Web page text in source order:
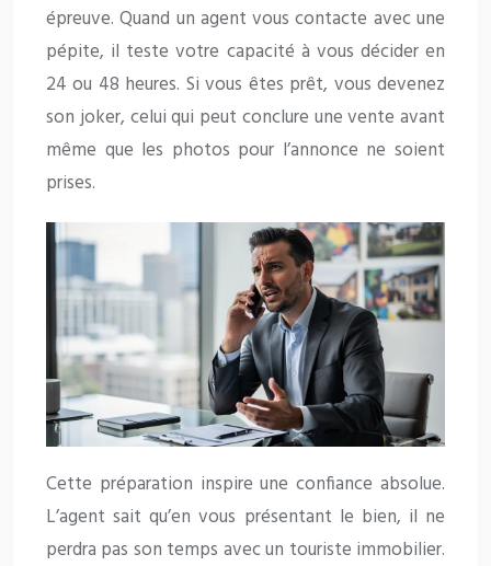
épreuve. Quand un agent vous contacte avec une
pépite, il teste votre capacité à vous décider en
24 ou 48 heures. Si vous êtes prêt, vous devenez
son joker, celui qui peut conclure une vente avant
même que les photos pour l’annonce ne soient
prises.
Cette préparation inspire une confiance absolue.
L’agent sait qu’en vous présentant le bien, il ne
perdra pas son temps avec un touriste immobilier.